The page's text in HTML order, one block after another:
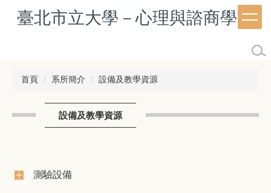
臺北市立大學－心理與諮商學系
首頁 系所簡介 設備及教學資源
設備及教學資源
測驗設備